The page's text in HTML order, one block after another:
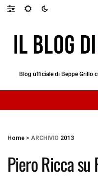
Blog ufficiale di Beppe Grillo
Home > ARCHIVIO 2013
Piero Ricca su